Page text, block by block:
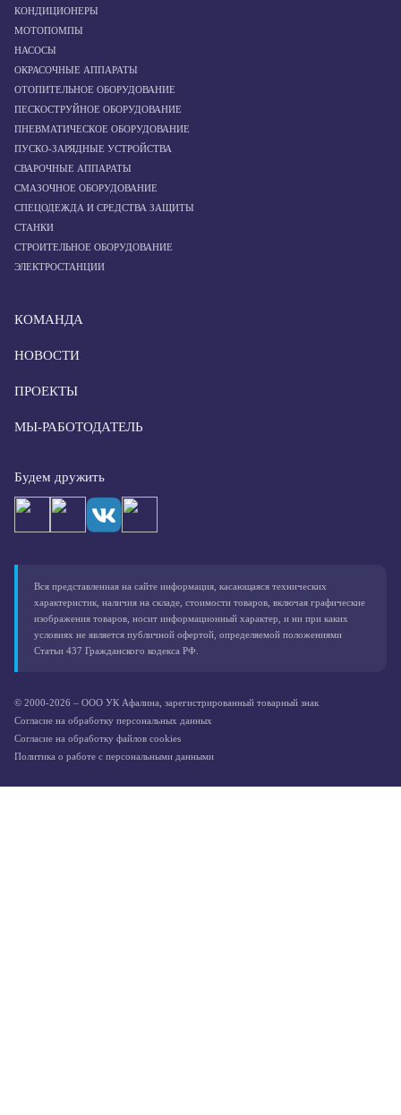
КОНДИЦИОНЕРЫ
МОТОПОМПЫ
НАСОСЫ
ОКРАСОЧНЫЕ АППАРАТЫ
ОТОПИТЕЛЬНОЕ ОБОРУДОВАНИЕ
ПЕСКОСТРУЙНОЕ ОБОРУДОВАНИЕ
ПНЕВМАТИЧЕСКОЕ ОБОРУДОВАНИЕ
ПУСКО-ЗАРЯДНЫЕ УСТРОЙСТВА
СВАРОЧНЫЕ АППАРАТЫ
СМАЗОЧНОЕ ОБОРУДОВАНИЕ
СПЕЦОДЕЖДА И СРЕДСТВА ЗАЩИТЫ
СТАНКИ
СТРОИТЕЛЬНОЕ ОБОРУДОВАНИЕ
ЭЛЕКТРОСТАНЦИИ
КОМАНДА
НОВОСТИ
ПРОЕКТЫ
МЫ-РАБОТОДАТЕЛЬ
Будем дружить
Вся представленная на сайте информация, касающаяся технических
характеристик, наличия на складе, стоимости товаров, включая графические
изображения товаров, носит информационный характер, и ни при каких
условиях не является публичной офертой, определяемой положениями
Статьи 437 Гражданского кодекса РФ.
© 2000-2026 – ООО УК Афалина, зарегистрированный товарный знак
Согласие на обработку персональных данных
Согласие на обработку файлов cookies
Политика о работе с персональными данными